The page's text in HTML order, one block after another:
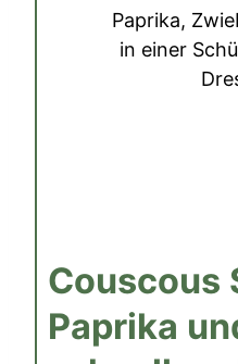
Couscous
Paprika